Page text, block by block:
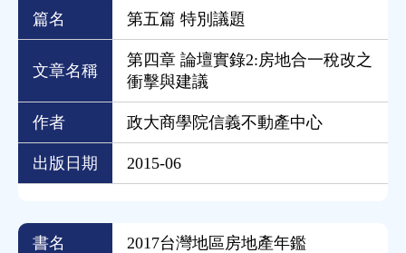
篇名 第五篇 特別議題
文章名稱
第四章 論壇實錄2:房地合一稅改之
衝擊與建議
作者 政大商學院信義不動產中心
出版日期 2015-06
書名 2017台灣地區房地產年鑑